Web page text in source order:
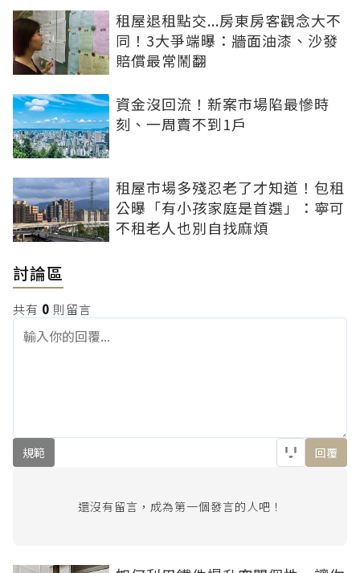
租屋退租點交...房東房客觀念大不
同！3大爭端曝：牆面油漆、沙發
賠償最常鬧翻
資金沒回流！新案市場陷最慘時
刻、一周賣不到1戶
租屋市場多殘忍老了才知道！包租
公曝「有小孩家庭是首選」：寧可
不租老人也別自找麻煩
討論區
共有 0 則留言
規範 回覆
還沒有留言，成為第一個發言的人吧！